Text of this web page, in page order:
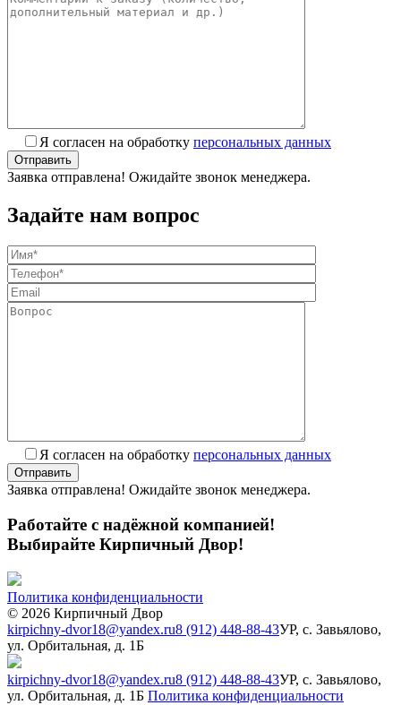
Я согласен на обработку персональных данных
Заявка отправлена! Ожидайте звонок менеджера.
Задайте нам вопрос
Я согласен на обработку персональных данных
Заявка отправлена! Ожидайте звонок менеджера.
Работайте с надёжной компанией!
Выбирайте Кирпичный Двор!
Политика конфиденциальности
© 2026 Кирпичный Двор
kirpichny-dvor18@yandex.ru8 (912) 448-88-43УР, с. Завьялово,
ул. Орбитальная, д. 1Б
kirpichny-dvor18@yandex.ru8 (912) 448-88-43УР, с. Завьялово,
ул. Орбитальная, д. 1Б Политика конфиденциальности